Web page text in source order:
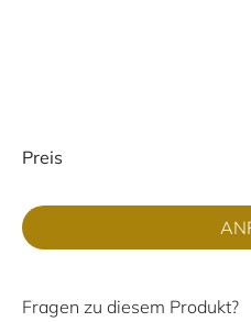
Preis
Fragen zu diesem Produkt?